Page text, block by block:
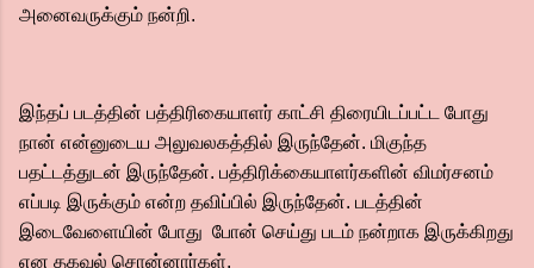
அனைவருக்கும் நன்றி.
இந்தப் படத்தின் பத்திரிகையாளர் காட்சி திரையிடப்பட்ட போது
நான் என்னுடைய அலுவலகத்தில் இருந்தேன். மிகுந்த
பதட்டத்துடன் இருந்தேன். பத்திரிக்கையாளர்களின் விமர்சனம்
எப்படி இருக்கும் என்ற தவிப்பில் இருந்தேன். படத்தின்
இடைவேளையின் போது போன் செய்து படம் நன்றாக இருக்கிறது
என தகவல் சொன்னார்கள்.